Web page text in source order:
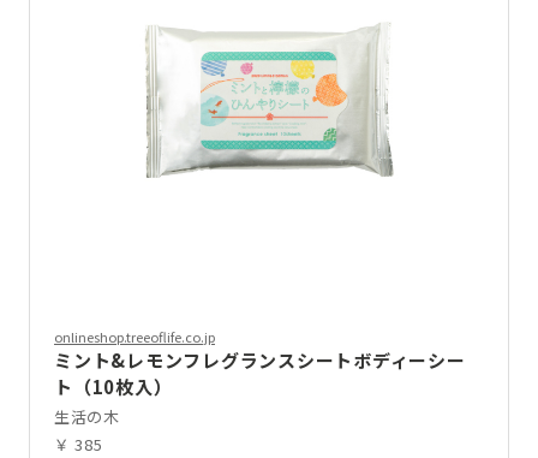
onlineshop.treeoflife.co.jp
ミント&レモンフレグランスシートボディーシー
ト（10枚入）
生活の木
￥ 385